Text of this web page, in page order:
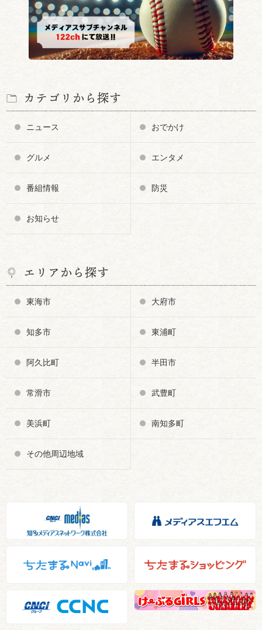
カテゴリから探す
ニュース おでかけ
グルメ エンタメ
番組情報 防災
お知らせ
エリアから探す
東海市 大府市
知多市 東浦町
阿久比町 半田市
常滑市 武豊町
美浜町 南知多町
その他周辺地域